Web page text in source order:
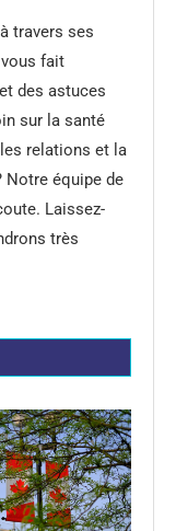
travers ses
fait
des astuces
sur la santé
relations et la
Notre équipe de
Laissez-
très